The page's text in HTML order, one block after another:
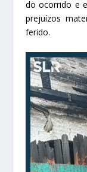
do ocorrido e
prejuízos
ferido.